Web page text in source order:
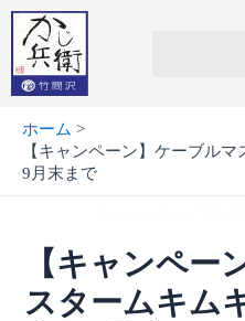
内
を
ホーム
【キャンペーン】ケーブル
9月末まで
【キャンペー
スタームキム